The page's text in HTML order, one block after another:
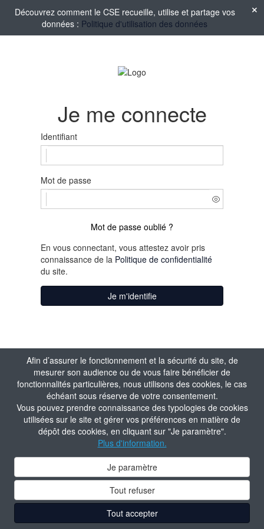
Afin d’assurer le fonctionnement et la sécurité du site, de
mesurer son audience ou de vous faire bénéficier de
fonctionnalités particulières, nous utilisons des cookies, le cas
échéant sous réserve de votre consentement.
Vous pouvez prendre connaissance des typologies de cookies
utilisées sur le site et gérer vos préférences en matière de
dépôt des cookies, en cliquant sur "Je paramètre".
Plus d'information.
Je paramètre
Tout refuser
Tout accepter
Découvrez comment le CSE recueille, utilise et partage vos
données : Politique d'utilisation des données
Je me connecte
Identifiant
Mot de passe
Mot de passe oublié ?
En vous connectant, vous attestez avoir pris
connaissance de la Politique de confidentialité
du site.
Je m'identifie